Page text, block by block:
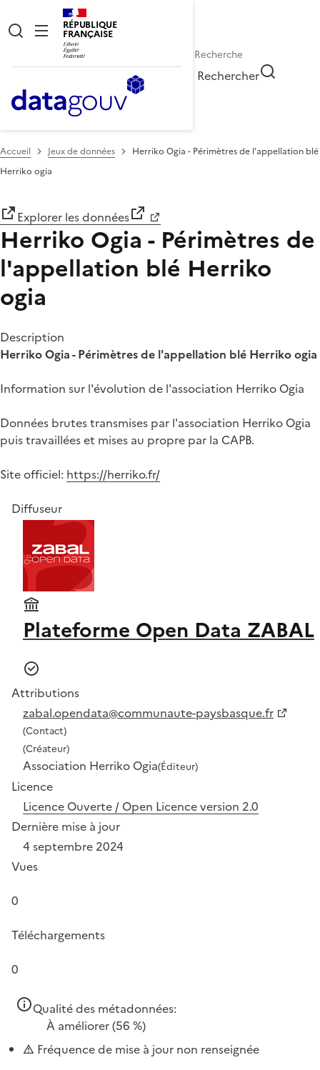
RÉPUBLIQUE
FRANÇAISE
Rechercher
Accueil Jeux de données
Herriko Ogia - Périmètres de l'appellation blé
Herriko ogia
Explorer les données
Herriko Ogia - Périmètres de
l'appellation blé Herriko
ogia
Description
Herriko Ogia - Périmètres de l'appellation blé Herriko ogia
Information sur l'évolution de l'association Herriko Ogia
Données brutes transmises par l'association Herriko Ogia
puis travaillées et mises au propre par la CAPB.
Site officiel: https://herriko.fr/
Diffuseur
Plateforme Open Data ZABAL
Attributions
zabal.opendata@communaute-paysbasque.fr
(Contact)
(Créateur)
Association Herriko Ogia(Éditeur)
Licence
Licence Ouverte / Open Licence version 2.0
Dernière mise à jour
4 septembre 2024
Vues
0
Téléchargements
0
Qualité des métadonnées:
À améliorer(56 %)
Fréquence de mise à jour non renseignée